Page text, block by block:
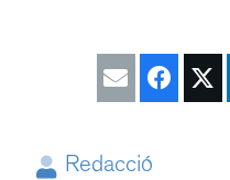
Redacció